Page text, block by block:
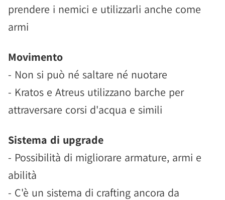
prendere i nemici e utilizzarli anche come
armi
Movimento
- Non si può né saltare né nuotare
- Kratos e Atreus utilizzano barche per
attraversare corsi d'acqua e simili
Sistema di upgrade
- Possibilità di migliorare armature, armi e
abilità
- C'è un sistema di crafting ancora da